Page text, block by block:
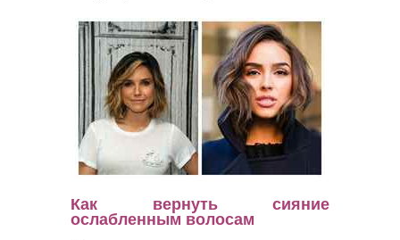
Как вернуть сияние
ослабленным волосам